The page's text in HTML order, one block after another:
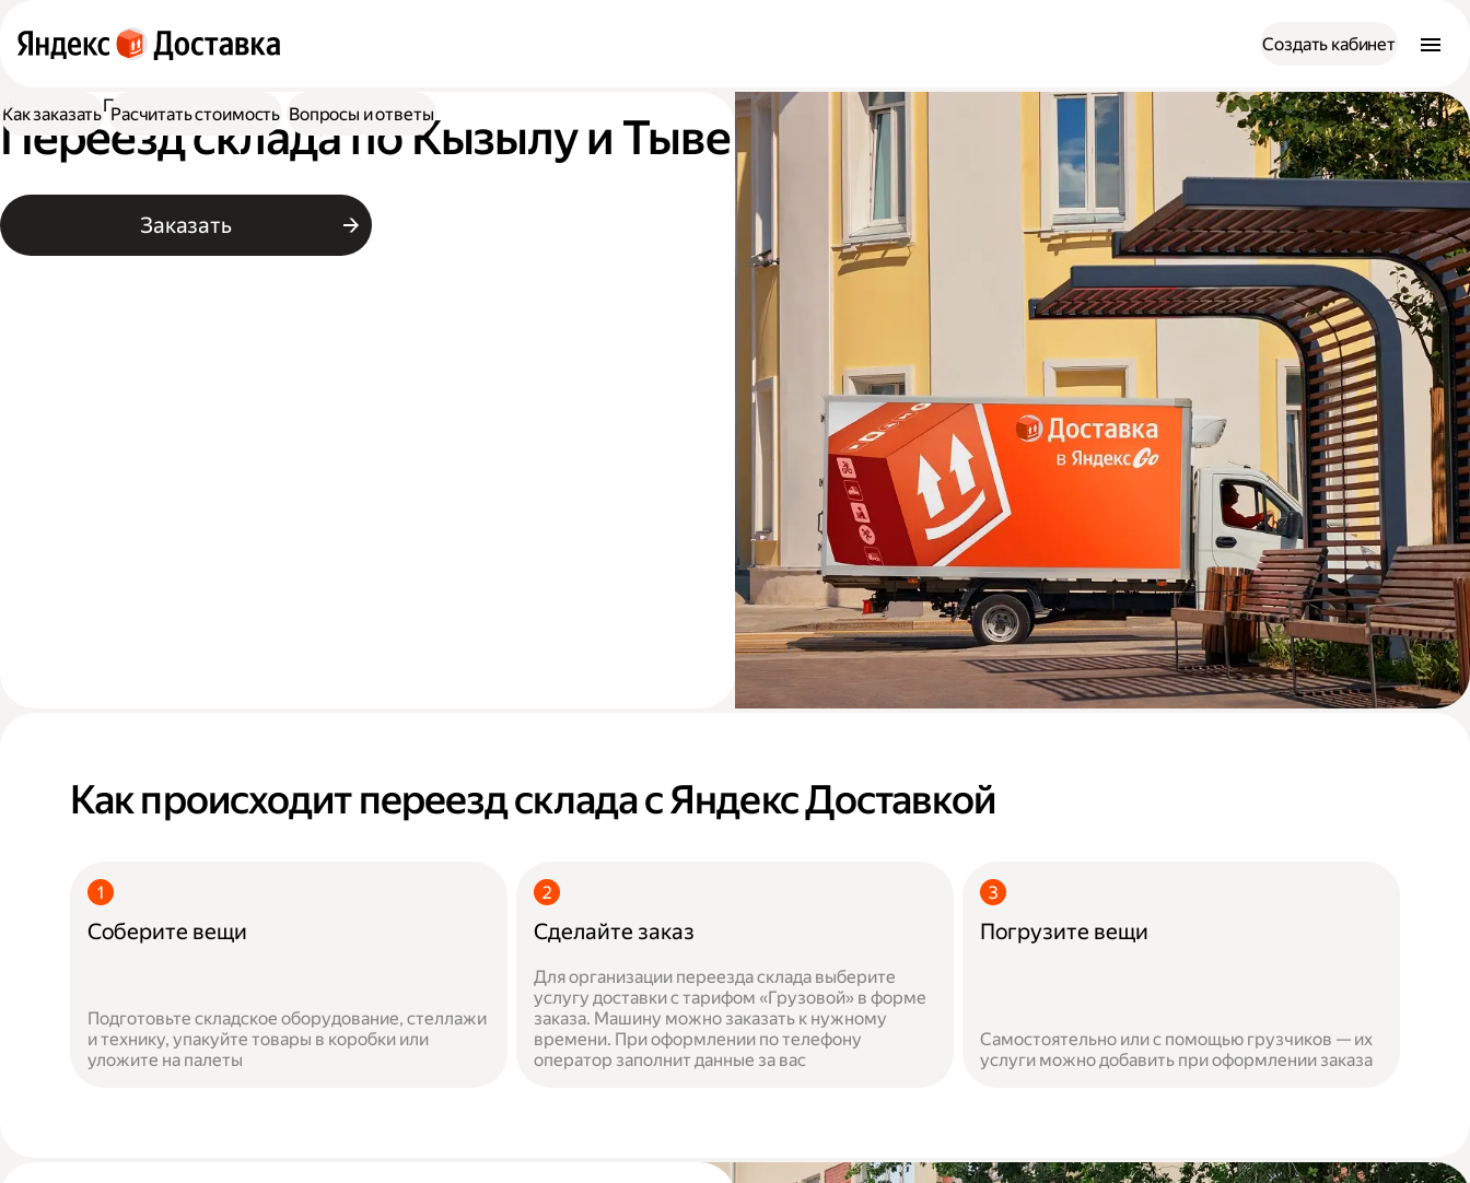
Создать кабинет
Доставка Переезд склада
Переезд склада по Кызылу и Тыве
Заказать
Как заказать Расчитать стоимость Вопросы и ответы
Как происходит переезд склада с Яндекс Доставкой
Соберите вещи
Подготовьте складское оборудование, стеллажи
и технику, упакуйте товары в коробки или
уложите на палеты
Сделайте заказ
Для организации переезда склада выберите
услугу доставки с тарифом «Грузовой» в форме
заказа. Машину можно заказать к нужному
времени. При оформлении по телефону
оператор заполнит данные за вас
Погрузите вещи
Самостоятельно или с помощью грузчиков — их
услуги можно добавить при оформлении заказа